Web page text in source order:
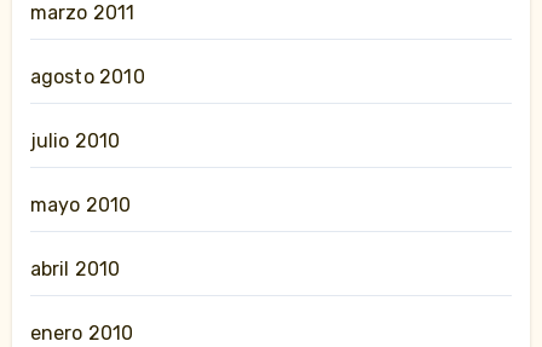
marzo 2011
agosto 2010
julio 2010
mayo 2010
abril 2010
enero 2010